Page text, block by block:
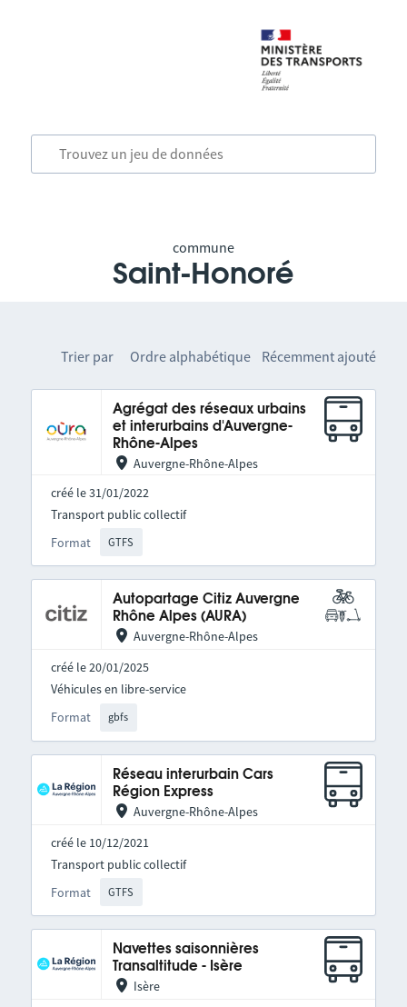
commune
Saint-Honoré
Trier par Ordre alphabétique Récemment ajouté
Agrégat des réseaux urbains
et interurbains d'Auvergne-
Rhône-Alpes
Auvergne-Rhône-Alpes
créé le 31/01/2022
Format GTFS
Transport public collectif
Autopartage Citiz Auvergne
Rhône Alpes (AURA)
Auvergne-Rhône-Alpes
créé le 20/01/2025
Format gbfs
Véhicules en libre-service
Réseau interurbain Cars
Région Express
Auvergne-Rhône-Alpes
créé le 10/12/2021
Format GTFS
Transport public collectif
Navettes saisonnières
Transaltitude - Isère
Isère